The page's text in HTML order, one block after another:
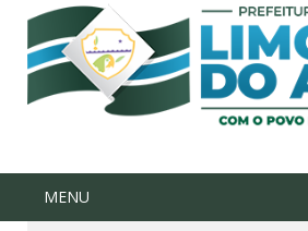
MENU